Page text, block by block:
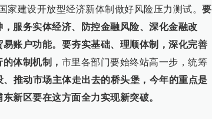
家建设开放型经济新体制做好风险压力测试。 要
服务实体经济、防控金融风险、深化金融改
账户功能。要夯实基础、理顺体制，深化完善
体制机制， 市里各部门要始终站高一步，统筹
推动市场主体走出去的桥头堡，今年的重点是
新区要在这方面全力实现新突破。